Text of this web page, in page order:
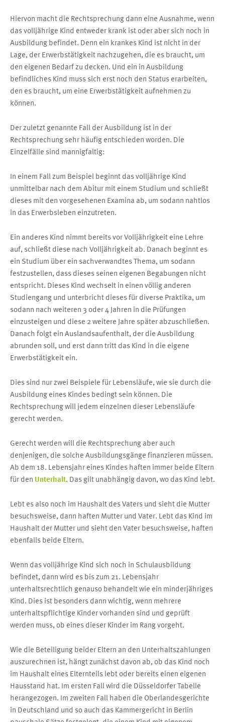
Hiervon macht die Rechtsprechung dann eine Ausnahme, wenn
das volljährige Kind entweder krank ist oder aber sich noch in
Ausbildung befindet. Denn ein krankes Kind ist nicht in der
Lage, der Erwerbstätigkeit nachzugehen, die es braucht, um
den eigenen Bedarf zu decken. Und ein in Ausbildung
befindliches Kind muss sich erst noch den Status erarbeiten,
den es braucht, um eine Erwerbstätigkeit aufnehmen zu
können.
Der zuletzt genannte Fall der Ausbildung ist in der
Rechtsprechung sehr häufig entschieden worden. Die
Einzelfälle sind mannigfaltig:
In einem Fall zum Beispiel beginnt das volljährige Kind
unmittelbar nach dem Abitur mit einem Studium und schließt
dieses mit den vorgesehenen Examina ab, um sodann nahtlos
in das Erwerbsleben einzutreten.
Ein anderes Kind nimmt bereits vor Volljährigkeit eine Lehre
auf, schließt diese nach Volljährigkeit ab. Danach beginnt es
ein Studium über ein sachverwandtes Thema, um sodann
festzustellen, dass dieses seinen eigenen Begabungen nicht
entspricht. Dieses Kind wechselt in einen völlig anderen
Studiengang und unterbricht dieses für diverse Praktika, um
sodann nach weiteren 3 oder 4 Jahren in die Prüfungen
einzusteigen und diese 2 weitere Jahre später abzuschließen.
Danach folgt ein Auslandsaufenthalt, der die Ausbildung
abrunden soll, und erst dann tritt das Kind in die eigene
Erwerbstätigkeit ein.
Dies sind nur zwei Beispiele für Lebensläufe, wie sie durch die
Ausbildung eines Kindes bedingt sein können. Die
Rechtsprechung will jedem einzelnen dieser Lebensläufe
gerecht werden.
Gerecht werden will die Rechtsprechung aber auch
denjenigen, die solche Ausbildungsgänge finanzieren müssen.
Ab dem 18. Lebensjahr eines Kindes haften immer beide Eltern
für den Unterhalt. Das gilt unabhängig davon, wo das Kind lebt.
Lebt es also noch im Haushalt des Vaters und sieht die Mutter
besuchsweise, dann haften Mutter und Vater. Lebt das Kind im
Haushalt der Mutter und sieht den Vater besuchsweise, haften
ebenfalls beide Eltern.
Wenn das volljährige Kind sich noch in Schulausbildung
befindet, dann wird es bis zum 21. Lebensjahr
unterhaltsrechtlich genauso behandelt wie ein minderjähriges
Kind. Dies ist besonders dann wichtig, wenn mehrere
unterhaltspflichtige Kinder vorhanden sind und geprüft
werden muss, ob eines dieser Kinder im Rang vorgeht.
Wie die Beteiligung beider Eltern an den Unterhaltszahlungen
auszurechnen ist, hängt zunächst davon ab, ob das Kind noch
im Haushalt eines Elternteils lebt oder bereits einen eigenen
Hausstand hat. Im ersten Fall wird die Düsseldorfer Tabelle
herangezogen. Im zweiten Fall haben die Oberlandesgerichte
in Deutschland und so auch das Kammergericht in Berlin